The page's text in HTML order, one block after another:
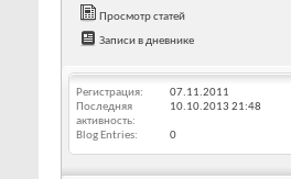
Просмотр статей
Записи в дневнике
Регистрация
07.11.2011
Последняя
активность
10.10.2013 21:48
Blog Entries 0